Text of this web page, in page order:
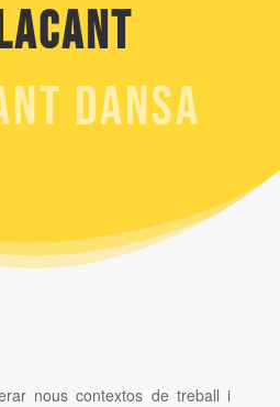
DANSA
nous contextos de treball i